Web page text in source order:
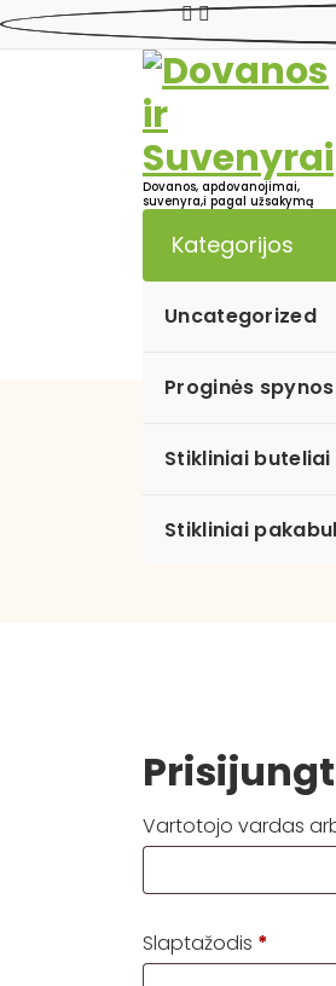
Skip
Dovanos, apdovanojimai,
suvenyra,i pagal užsakymą
Kategorijos
Uncategorized
Proginės spynos
Stikliniai buteliai
Stikliniai
Vartotojo vardas
Slaptažodis *